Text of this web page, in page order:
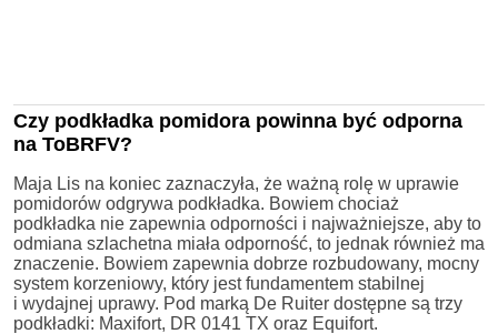
Czy podkładka pomidora powinna być odporna
na ToBRFV?
Maja Lis na koniec zaznaczyła, że ważną rolę w uprawie
pomidorów odgrywa podkładka. Bowiem chociaż
podkładka nie zapewnia odporności i najważniejsze, aby to
odmiana szlachetna miała odporność, to jednak również ma
znaczenie. Bowiem zapewnia dobrze rozbudowany, mocny
system korzeniowy, który jest fundamentem stabilnej
i wydajnej uprawy. Pod marką De Ruiter dostępne są trzy
podkładki: Maxifort, DR 0141 TX oraz Equifort.